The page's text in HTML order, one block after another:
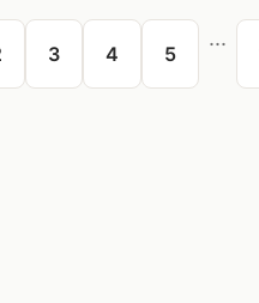
3 4 5
...